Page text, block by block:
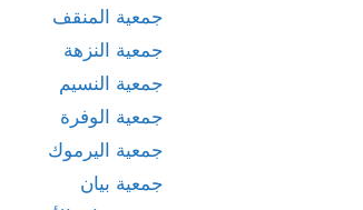
جمعية المنقف
جمعية النزهة
جمعية النسيم
جمعية الوفرة
جمعية اليرموك
جمعية بيان